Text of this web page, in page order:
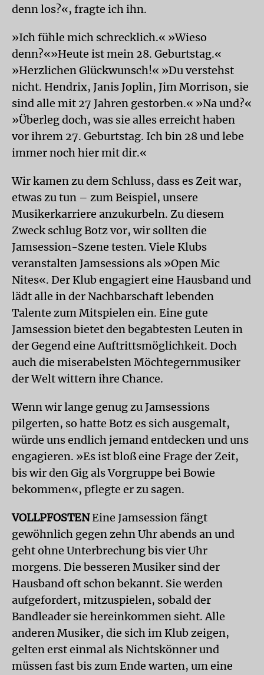
denn los?«, fragte ich ihn.
»Ich fühle mich schrecklich.« »Wieso
denn?«»Heute ist mein 28. Geburtstag.«
»Herzlichen Glückwunsch!« »Du verstehst
nicht. Hendrix, Janis Joplin, Jim Morrison, sie
sind alle mit 27 Jahren gestorben.« »Na und?«
»Überleg doch, was sie alles erreicht haben
vor ihrem 27. Geburtstag. Ich bin 28 und lebe
immer noch hier mit dir.«
Wir kamen zu dem Schluss, dass es Zeit war,
etwas zu tun – zum Beispiel, unsere
Musikerkarriere anzukurbeln. Zu diesem
Zweck schlug Botz vor, wir sollten die
Jamsession-Szene testen. Viele Klubs
veranstalten Jamsessions als »Open Mic
Nites«. Der Klub engagiert eine Hausband und
lädt alle in der Nachbarschaft lebenden
Talente zum Mitspielen ein. Eine gute
Jamsession bietet den begabtesten Leuten in
der Gegend eine Auftrittsmöglichkeit. Doch
auch die miserabelsten Möchtegernmusiker
der Welt wittern ihre Chance.
Wenn wir lange genug zu Jamsessions
pilgerten, so hatte Botz es sich ausgemalt,
würde uns endlich jemand entdecken und uns
engagieren. »Es ist bloß eine Frage der Zeit,
bis wir den Gig als Vorgruppe bei Bowie
bekommen«, pflegte er zu sagen.
VOLLPFOSTENEine Jamsession fängt
gewöhnlich gegen zehn Uhr abends an und
geht ohne Unterbrechung bis vier Uhr
morgens. Die besseren Musiker sind der
Hausband oft schon bekannt. Sie werden
aufgefordert, mitzuspielen, sobald der
Bandleader sie hereinkommen sieht. Alle
anderen Musiker, die sich im Klub zeigen,
gelten erst einmal als Nichtskönner und
müssen fast bis zum Ende warten, um eine